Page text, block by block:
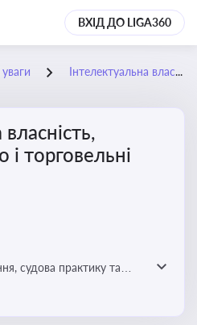
ВХІД ДО LIGA360
Інтелектуальна власність, авторське право і торговельні марки
і торговельні
судова практику та
авторського
торговельних марок,